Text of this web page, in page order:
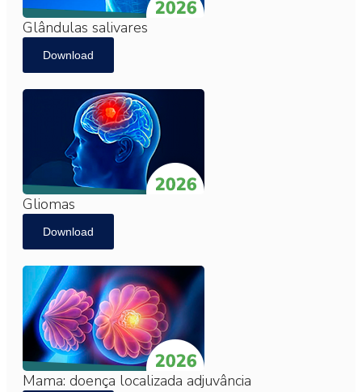
Glândulas salivares
Download
Gliomas
Download
Mama: doença localizada adjuvância